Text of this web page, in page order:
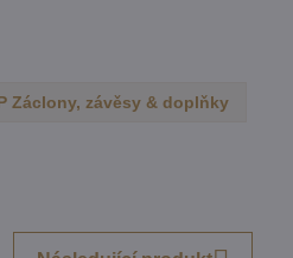
Záclony, závěsy & doplňky